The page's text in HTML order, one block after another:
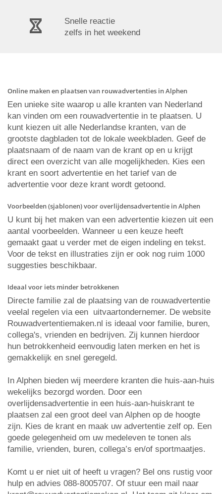
Snelle reactie
zelfs in het weekend
Online maken en plaatsen van rouwadvertenties in Alphen
Een unieke site waarop u alle kranten van Nederland
kan vinden om een rouwadvertentie in te plaatsen. U
kunt kiezen uit alle Nederlandse kranten, van de
grootste dagbladen tot de lokale weekbladen. Geef de
plaatsnaam of de naam van de krant op en u krijgt
direct een overzicht van alle mogelijkheden. Kies een
krant en soort advertentie en het tarief van de
advertentie voor deze krant wordt getoond.
Voorbeelden (sjablonen) voor overlijdensadvertentie in Alphen
U kunt bij het maken van een advertentie kiezen uit een
aantal voorbeelden. Wanneer u een keuze heeft
gemaakt gaat u verder met de eigen indeling en tekst.
Voor de tekst en illustraties zijn er ook nog ruim 1000
suggesties beschikbaar.
Ideaal voor iets minder betrokkenen
Directe familie zal de plaatsing van de rouwadvertentie
veelal regelen via een uitvaartondernemer. De website
Rouwadvertentiemaken.nl is ideaal voor familie, buren,
collega's, vrienden en bedrijven. Zij kunnen hierdoor
hun betrokkenheid eenvoudig laten merken en het is
gemakkelijk en snel geregeld.
In Alphen bieden wij meerdere kranten die huis-aan-huis
wekelijks bezorgd worden. Door een
overlijdensadvertentie in een huis-aan-huiskrant te
plaatsen zal een groot deel van Alphen op de hoogte
zijn. Kies de krant en maak uw advertentie zelf op. Een
goede gelegenheid om uw medeleven te tonen als
familie, vrienden, buren, collega’s en/of sportmaatjes.
Komt u er niet uit of heeft u vragen? Bel ons rustig voor
hulp en advies 088-8005707. Of stuur een mail naar